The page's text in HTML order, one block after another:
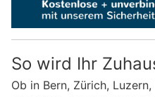
So wird Ihr
Ob in Bern, Zürich,